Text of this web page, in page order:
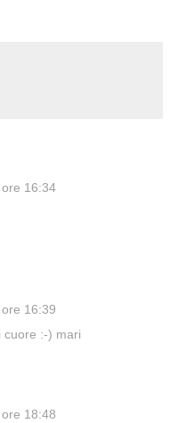
16:34
16:39
cuore :-) mari
18:48